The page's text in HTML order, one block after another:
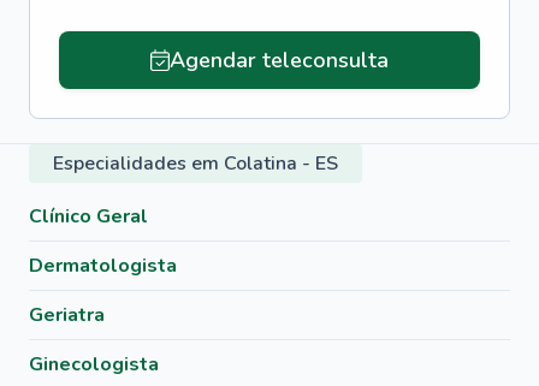
Agendar teleconsulta
Especialidades em Colatina - ES
Clínico Geral
Dermatologista
Geriatra
Ginecologista